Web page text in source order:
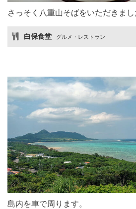
さっそく八重山そばをいただきまし
白保食堂 グルメ・レストラン
島内を車で周ります。